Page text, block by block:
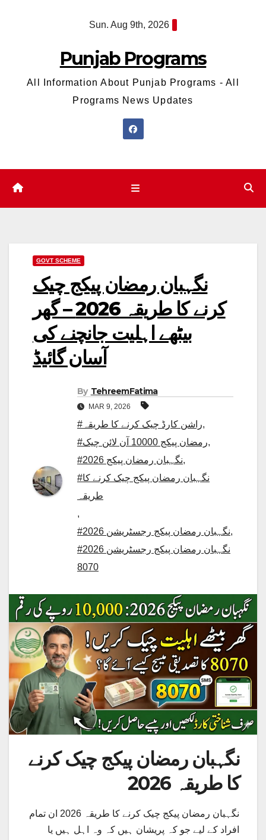
Sun. Aug 9th, 2026
Punjab Programs
All Information About Punjab Programs - All
Programs News Updates
GOVT SCHEME
نگہبان رمضان پیکج چیک
کرنے کا طریقہ 2026 – گھر
بیٹھے اہلیت جانچنے کی
آسان گائیڈ
By TehreemFatima
MAR 9, 2026
#راشن کارڈ چیک کرنے کا طریقہ,
#رمضان پیکج 10000 آن لائن چیک,
#نگہبان رمضان پیکج 2026,
#نگہبان رمضان پیکج چیک کرنے کا
طریقہ
,
#نگہبان رمضان پیکج رجسٹریشن 2026,
#نگہبان رمضان پیکج رجسٹریشن 2026
8070
نگہبان رمضان پیکج چیک کرنے
کا طریقہ 2026
نگہبان رمضان پیکج چیک کرنے کا طریقہ 2026 ان تمام
افراد کے لیے جو کہ پریشان ہیں کہ وہ اہل ہیں یا